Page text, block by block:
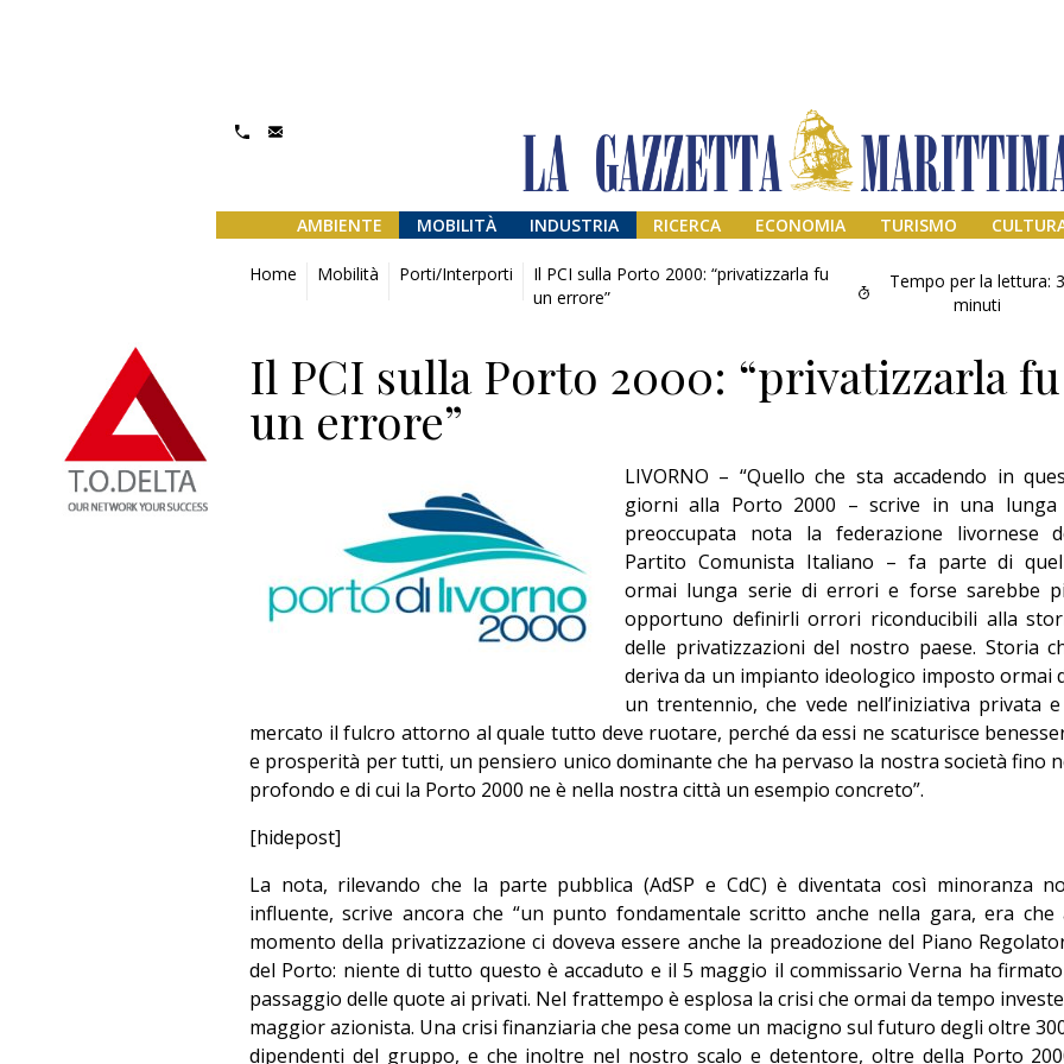
AMBIENTE MOBILITÀ INDUSTRIA RICERCA ECONOMIA TURISMO
Home Mobilità Porti/Interporti
Il PCI sulla Porto 2000: “privatizzarla fu
un errore”
Tempo per la lettura: 3
minuti
Il PCI sulla Porto 2000: “privatizzarla fu
un errore”
LIVORNO – “Quello che sta accadendo in
giorni alla Porto 2000 – scrive in una lunga
preoccupata nota la federazione livornese
Partito Comunista Italiano – fa parte di
ormai lunga serie di errori e forse sarebbe
opportuno definirli orrori riconducibili alla
delle privatizzazioni del nostro paese. Storia
deriva da un impianto ideologico imposto ormai
un trentennio, che vede nell’iniziativa privata
mercato il fulcro attorno al quale tutto deve ruotare, perché da essi ne scaturisce
e prosperità per tutti, un pensiero unico dominante che ha pervaso la nostra società fino
profondo e di cui la Porto 2000 ne è nella nostra città un esempio concreto”.
[hidepost]
La nota, rilevando che la parte pubblica (AdSP e CdC) è diventata così minoranza
influente, scrive ancora che “un punto fondamentale scritto anche nella gara, era che
momento della privatizzazione ci doveva essere anche la preadozione del Piano
del Porto: niente di tutto questo è accaduto e il 5 maggio il commissario Verna ha
passaggio delle quote ai privati. Nel frattempo è esplosa la crisi che ormai da tempo
maggior azionista. Una crisi finanziaria che pesa come un macigno sul futuro degli oltre
dipendenti del gruppo, e che inoltre nel nostro scalo e detentore, oltre della Porto
Addio amico
Giorgio
Editoriale